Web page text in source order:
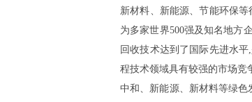
新材料、新能源、节能环保
为多家世界500强及知名地方
回收技术达到了国际先进水
程技术领域具有较强的市场竞
中和、新能源、新材料等绿